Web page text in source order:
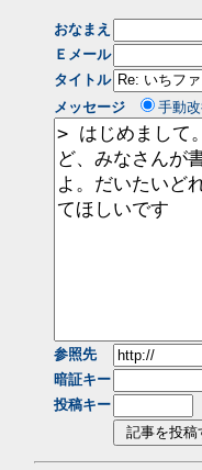
おなまえ
Ｅメール
タイトル
メッセージ
手動
参照先
暗証キー
投稿キー